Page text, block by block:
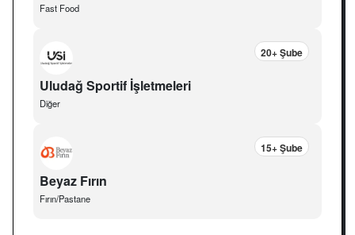
Fast Food
Uludağ Sportif İşletmeleri
Diğer
20+ Şube
Beyaz Fırın
Fırın/Pastane
15+ Şube